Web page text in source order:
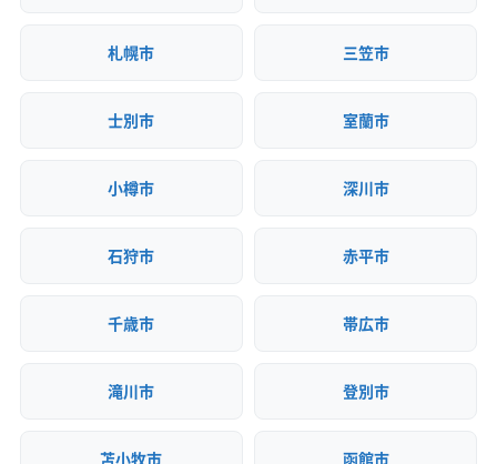
札幌市 三笠市
士別市 室蘭市
小樽市 深川市
石狩市 赤平市
千歳市 帯広市
滝川市 登別市
苫小牧市 函館市